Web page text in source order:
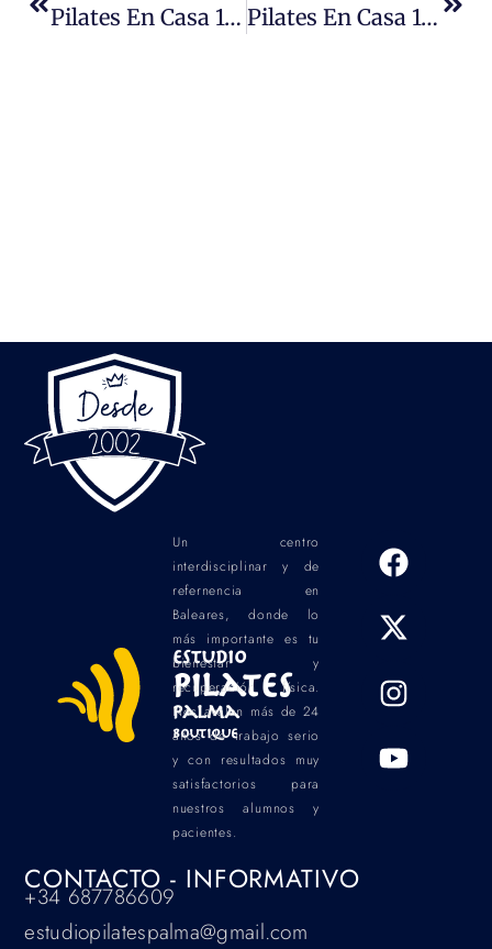
Pilates En Casa 13. Haciendo Frente Al COVID-19 Pilates En Casa 15. Haciendo Frente Al COVID-19
Estudio
Pilates
Palma
Boutique
Un centro
interdisciplinar y de
refernencia en
Baleares, donde lo
más importante es tu
bienestar y
recuperación física.
Nos avalan más de 24
años de trabajo serio
y con resultados muy
satisfactorios para
nuestros alumnos y
pacientes.
CONTACTO - INFORMATIVO
+34 687786609
estudiopilatespalma@gmail.com